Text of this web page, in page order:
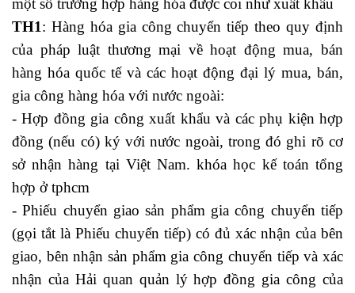
một số trường hợp hàng hóa được coi như xuất khẩu
TH1: Hàng hóa gia công chuyển tiếp theo quy định
của pháp luật thương mại về hoạt động mua, bán
hàng hóa quốc tế và các hoạt động đại lý mua, bán,
gia công hàng hóa với nước ngoài:
- Hợp đồng gia công xuất khẩu và các phụ kiện hợp
đồng (nếu có) ký với nước ngoài, trong đó ghi rõ cơ
sở nhận hàng tại Việt Nam. khóa học kế toán tổng
hợp ở tphcm
- Phiếu chuyển giao sản phẩm gia công chuyển tiếp
(gọi tắt là Phiếu chuyển tiếp) có đủ xác nhận của bên
giao, bên nhận sản phẩm gia công chuyển tiếp và xác
nhận của Hải quan quản lý hợp đồng gia công của